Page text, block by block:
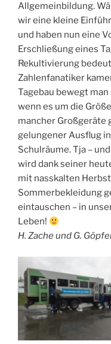
Allgemeinbildung.
wir eine kleine
und haben nun eine
Erschließung eines
Rekultivierung
Zahlenfanatiker
Tagebau bewegt
wenn es um die
mancher Großgeräte
gelungener Ausflug
Schulräume. Tja –
wird dank seiner
mit nasskalten
Sommerbekleidung
eintauschen – in
Leben!
H. Zache und G.